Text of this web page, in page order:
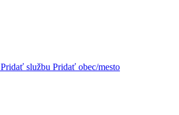
Pridať službu Pridať obec/mesto